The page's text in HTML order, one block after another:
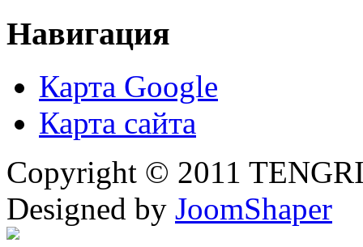
Навигация
Карта Google
Карта сайта
Copyright © 2011
Designed by JoomShaper